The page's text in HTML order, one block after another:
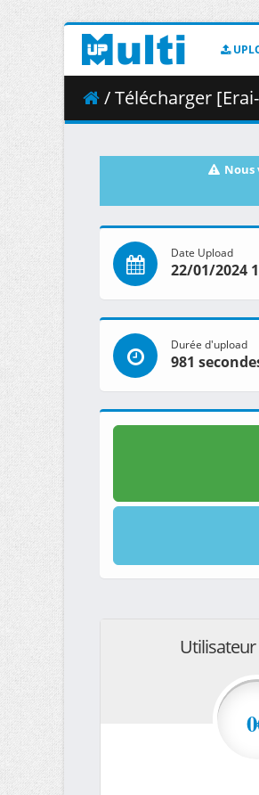
/ Télécharger [Erai-raws]
Date Upload
22/01/2024
Durée d'upload
981